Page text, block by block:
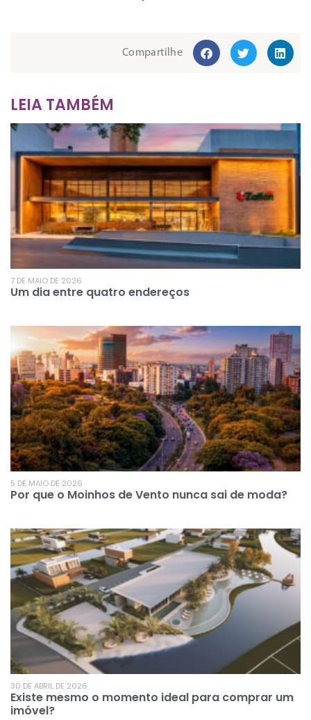
Compartilhe
LEIA TAMBÉM
7 DE MAIO DE 2026
Um dia entre quatro endereços
5 DE MAIO DE 2026
Por que o Moinhos de Vento nunca sai de moda?
30 DE ABRIL DE 2026
Existe mesmo o momento ideal para comprar um
imóvel?